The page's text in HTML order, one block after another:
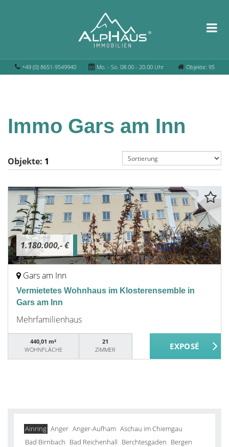
+49 (0) 8651-9549940 Mo. - So. 08.00 - 20.00 Uhr Objekte: 95
Immo Gars am Inn
Objekte: 1
1.180.000,- €
Gars am Inn
Vermietetes Wohnhaus im Klosterensemble in
Gars am Inn
Mehrfamilienhaus
440,01 m²
WOHNFLÄCHE
21
ZIMMER
Ainring Anger Anger-Aufham Aschau im Chiemgau
Bad Birnbach Bad Reichenhall Berchtesgaden Bergen